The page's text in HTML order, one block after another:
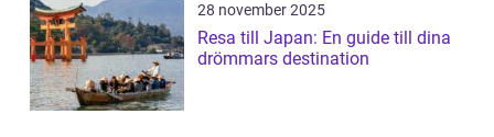
28 november 2025
Resa till Japan: En guide till dina
drömmars destination